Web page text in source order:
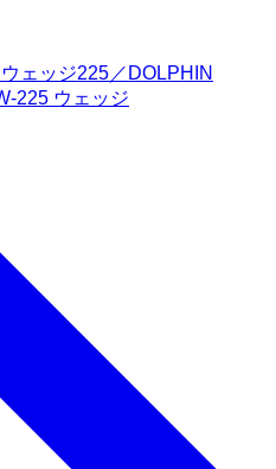
ェッジ225／DOLPHIN
225 ウェッジ